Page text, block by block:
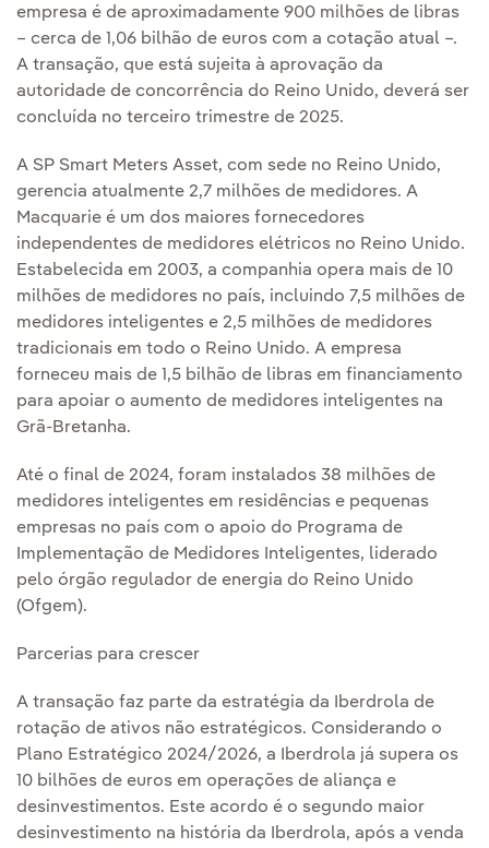
empresa é de aproximadamente 900 milhões de libras
– cerca de 1,06 bilhão de euros com a cotação atual –.
A transação, que está sujeita à aprovação da
autoridade de concorrência do Reino Unido, deverá ser
concluída no terceiro trimestre de 2025.
A SP Smart Meters Asset, com sede no Reino Unido,
gerencia atualmente 2,7 milhões de medidores. A
Macquarie é um dos maiores fornecedores
independentes de medidores elétricos no Reino Unido.
Estabelecida em 2003, a companhia opera mais de 10
milhões de medidores no país, incluindo 7,5 milhões de
medidores inteligentes e 2,5 milhões de medidores
tradicionais em todo o Reino Unido. A empresa
forneceu mais de 1,5 bilhão de libras em financiamento
para apoiar o aumento de medidores inteligentes na
Grã-Bretanha.
Até o final de 2024, foram instalados 38 milhões de
medidores inteligentes em residências e pequenas
empresas no país com o apoio do Programa de
Implementação de Medidores Inteligentes, liderado
pelo órgão regulador de energia do Reino Unido
(Ofgem).
Parcerias para crescer
A transação faz parte da estratégia da Iberdrola de
rotação de ativos não estratégicos. Considerando o
Plano Estratégico 2024/2026, a Iberdrola já supera os
10 bilhões de euros em operações de aliança e
desinvestimentos. Este acordo é o segundo maior
desinvestimento na história da Iberdrola, após a venda